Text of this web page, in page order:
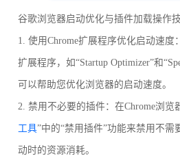
谷歌浏览器启动优化与插件加载操作技
1. 使用Chrome扩展程序优化启动速度
扩展程序，如“Startup Optimizer”和
可以帮助您优化浏览器的启动速度。
2. 禁用不必要的插件：在Chrome浏览
工具”中的“禁用插件”功能来禁用不需
动时的资源消耗。